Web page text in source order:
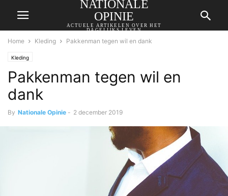
NATIONALE
OPINIE
ACTUELE ARTIKELEN OVER HET
DAGELIJKS LEVEN
Home Kleding Pakkenman tegen wil en dank
Kleding
Pakkenman tegen wil en
dank
By Nationale Opinie - 2 december 2019